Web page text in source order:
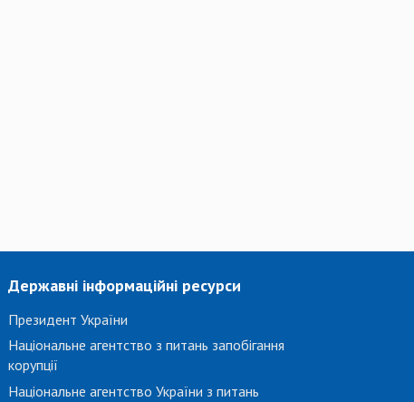
Державні інформаційні ресурси
Президент України
Національне агентство з питань запобігання
корупції
Національне агентство України з питань